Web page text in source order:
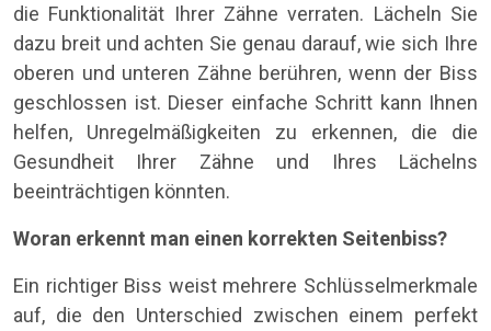
die Funktionalität Ihrer Zähne verraten. Lächeln Sie
dazu breit und achten Sie genau darauf, wie sich Ihre
oberen und unteren Zähne berühren, wenn der Biss
geschlossen ist. Dieser einfache Schritt kann Ihnen
helfen, Unregelmäßigkeiten zu erkennen, die die
Gesundheit Ihrer Zähne und Ihres Lächelns
beeinträchtigen könnten.
Woran erkennt man einen korrekten Seitenbiss?
Ein richtiger Biss weist mehrere Schlüsselmerkmale
auf, die den Unterschied zwischen einem perfekt